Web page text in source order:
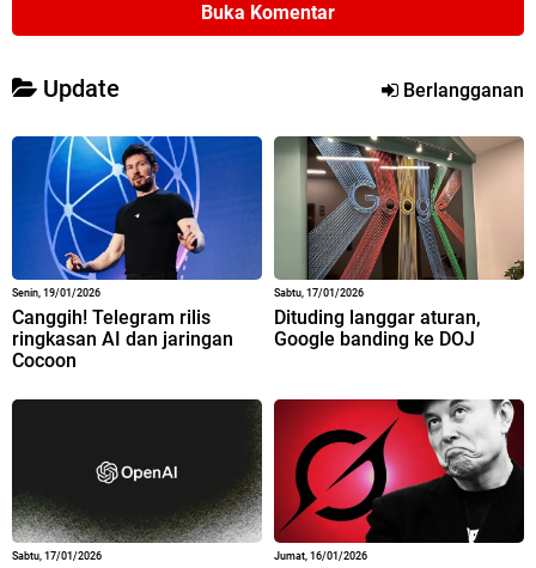
Buka Komentar
Update Berlangganan
Senin, 19/01/2026
Canggih! Telegram rilis
ringkasan AI dan jaringan
Cocoon
Sabtu, 17/01/2026
Dituding langgar aturan,
Google banding ke DOJ
Sabtu, 17/01/2026 Jumat, 16/01/2026